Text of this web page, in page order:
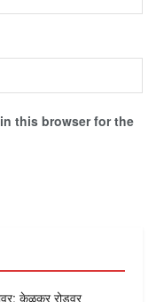
this browser for the
केळकर रोडवर